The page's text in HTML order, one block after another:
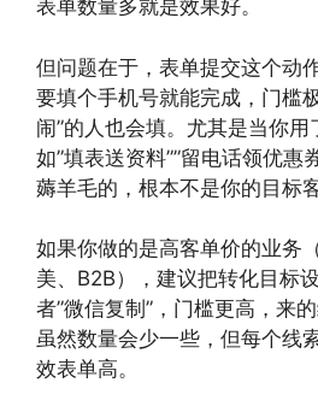
表单数量多就是效果好。
但问题在于，表单提交这个动
要填个手机号就能完成，门槛
闹”的人也会填。尤其是当你
如”填表送资料””留电话领优惠
薅羊毛的，根本不是你的目标客
如果你做的是高客单价的业务
美、B2B），建议把转化目标
者”微信复制”，门槛更高，来
虽然数量会少一些，但每个线
效表单高。